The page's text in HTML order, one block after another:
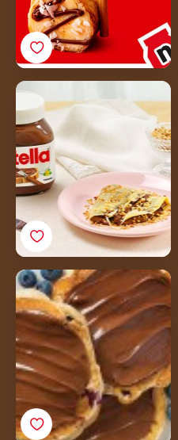
Pannenkoeken met
Nutella® en hazelnoten
Yoghurt- en
bessenpannenkoeken
met Nutella®
hazelnootpasta